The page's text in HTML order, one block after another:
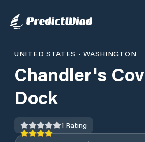
UNITED STATES •WASHINGTON
Chandler's
Dock
1 Rating